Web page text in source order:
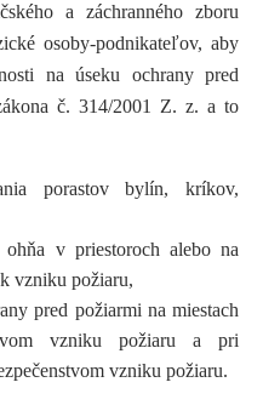
a záchranného zboru
osoby-podnikateľov, aby
na úseku ochrany pred
č. 314/2001 Z. z. a to
porastov bylín, kríkov,
ohňa v priestoroch alebo na
vzniku požiaru,
pred požiarmi na miestach
vzniku požiaru a pri
vzniku požiaru.